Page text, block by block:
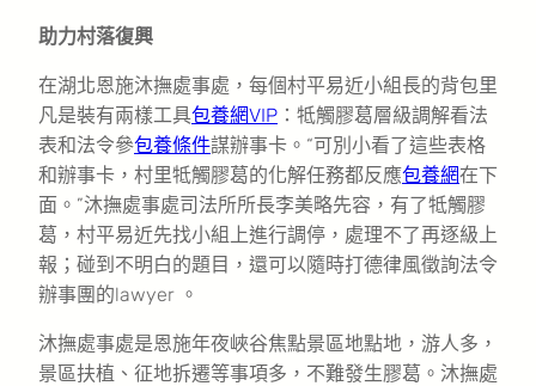
助力村落復興
在湖北恩施沐撫處事處，每個村平易近小組長的背包里
凡是裝有兩樣工具包養網VIP ：牴觸膠葛層級調解看法
表和法令參包養條件謀辦事卡。“可別小看了這些表格
和辦事卡，村里牴觸膠葛的化解任務都反應包養網在下
面。”沐撫處事處司法所所長李美略先容，有了牴觸膠
葛，村平易近先找小組上進行調停，處理不了再逐級上
報；碰到不明白的題目，還可以隨時打德律風徵詢法令
辦事團的lawyer 。
沐撫處事處是恩施年夜峽谷焦點景區地點地，游人多，
景區扶植、征地拆遷等事項多，不難發生膠葛。沐撫處